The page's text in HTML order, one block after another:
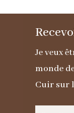
grainé
blanche
Je veux
monde
Cuir sur